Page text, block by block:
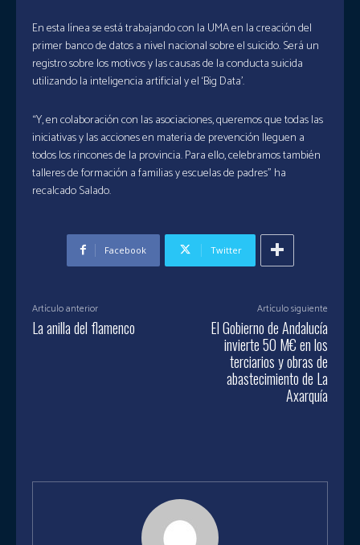
En esta línea se está trabajando con la UMA en la creación del
primer banco de datos a nivel nacional sobre el suicido. Será un
registro sobre los motivos y las causas de la conducta suicida
utilizando la inteligencia artificial y el ‘Big Data’.
“Y, en colaboración con las asociaciones, queremos que todas las
iniciativas y las acciones en materia de prevención lleguen a
todos los rincones de la provincia. Para ello, celebramos también
talleres de formación a familias y escuelas de padres” ha
recalcado Salado.
Facebook Twitter
Artículo anterior
La anilla del flamenco
Artículo siguiente
El Gobierno de Andalucía
invierte 50 M€ en los
terciarios y obras de
abastecimiento de La
Axarquía